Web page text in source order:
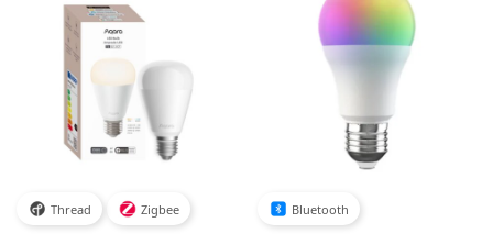
Thread Zigbee Bluetooth